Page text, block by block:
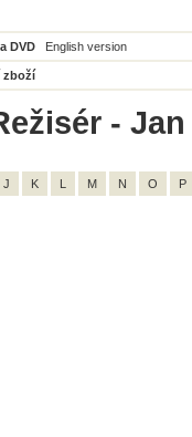
DVD English version
zboží
-
J K L M N O P